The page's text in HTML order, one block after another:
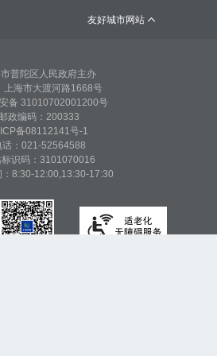
友好城市网站 
市普陀区人民政府主办
上海市大渡河路1668号
备 31010702001200号
邮政编码：200333
备08112141号-1
话：021-52564588
标识码：3101070016
：8:30-12:00,13:30-17:30